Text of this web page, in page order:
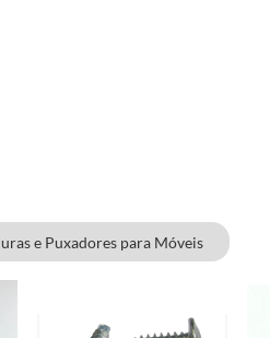
e Puxadores para Móveis